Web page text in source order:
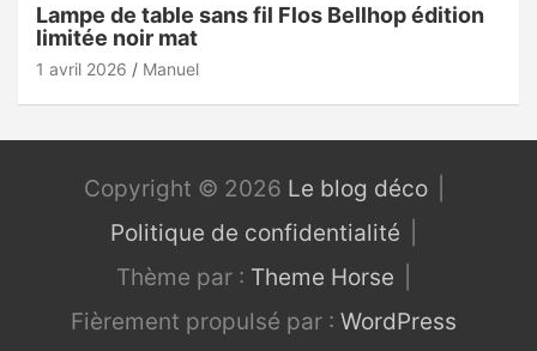
Lampe de table sans fil Flos Bellhop édition
limitée noir mat
1 avril 2026 Manuel
Copyright © 2026 Le blog déco
Politique de confidentialité
Thème par : Theme Horse
Fièrement propulsé par : WordPress